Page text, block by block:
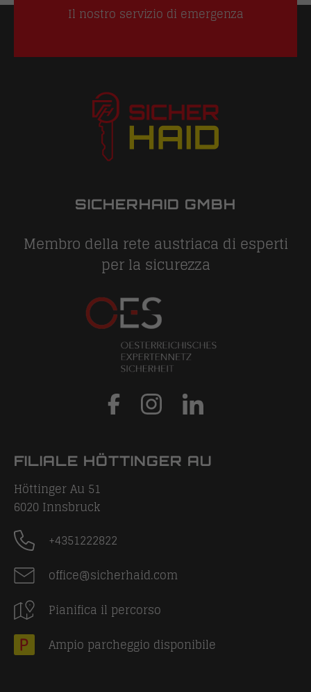
Il nostro servizio di emergenza
SICHERHAID GMBH
Membro della rete austriaca di esperti
per la sicurezza
FILIALE HÖTTINGER AU
Höttinger Au 51
6020 Innsbruck
+4351222822
office@sicherhaid.com
Pianifica il percorso
Ampio parcheggio disponibile